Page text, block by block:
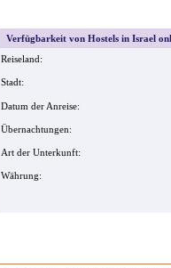
Verfügbarkeit von Hostels in Israel
Reiseland:
Stadt:
Datum der Anreise:
Übernachtungen:
Art der Unterkunft:
Währung: